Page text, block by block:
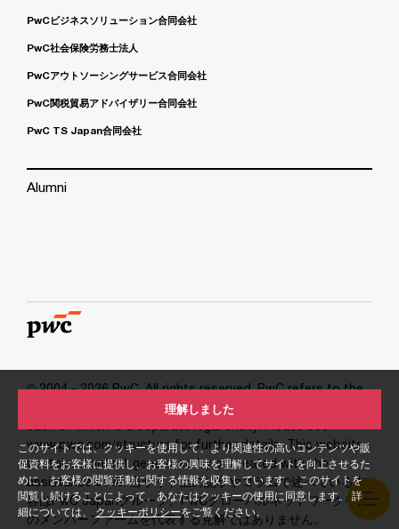
このサイトでは、クッキーを使用して、より関連性の高いコンテンツや販
促資料をお客様に提供し、お客様の興味を理解してサイトを向上させるた
めに、お客様の閲覧活動に関する情報を収集しています。 このサイトを
閲覧し続けることによって、あなたはクッキーの使用に同意します。 詳
細については、 クッキーポリシーをご覧ください。
理解しました
PwCビジネスソリューション合同会社
PwC社会保険労務士法人
PwCアウトソーシングサービス合同会社
PwC関税貿易アドバイザリー合同会社
PwC TS Japan合同会社
Alumni
© 2004 - 2026 PwC. All rights reserved. PwC refers to the
PwC network and/or one or more of its member firms,
www.pwc.com/structure for further details. This website
contains content generated by or created with the
assistance of AI. 当サイト上の記事やコラムで述べている内
容はPwC Japanグループ、PwCグローバルネットワークやそ
のメンバーファームを代表する見解ではありません。